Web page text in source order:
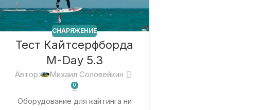
СНАРЯЖЕНИЕ
Тест Кайтсерфборда
M-Day 5.3
Автор: Михаил Соловейкин
0
Оборудование для кайтинга ни